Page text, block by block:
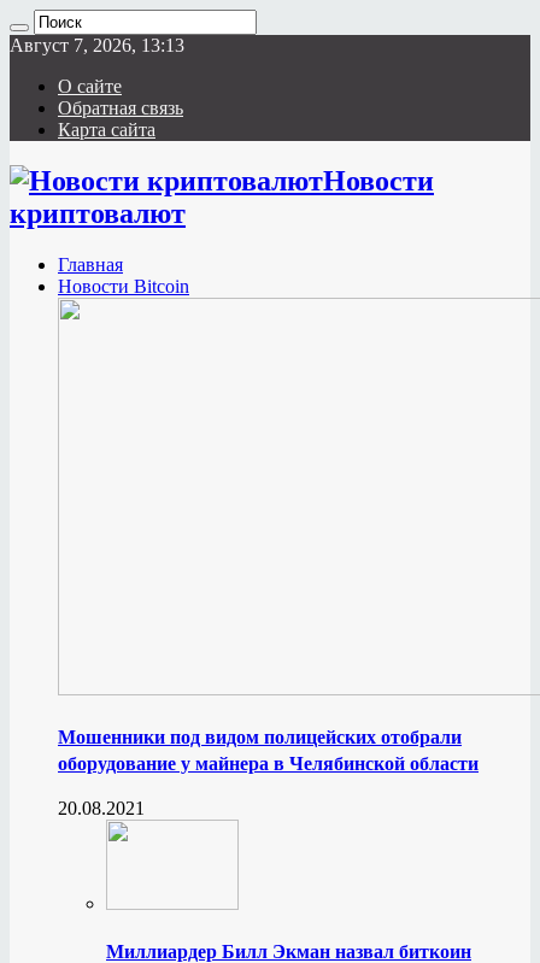
Август 7, 2026, 13:13
О сайте
Обратная связь
Карта сайта
Новости
криптовалют
Главная
Новости Bitcoin
Мошенники под видом полицейских отобрали
оборудование у майнера в Челябинской области
20.08.2021
Миллиардер Билл Экман назвал биткоин